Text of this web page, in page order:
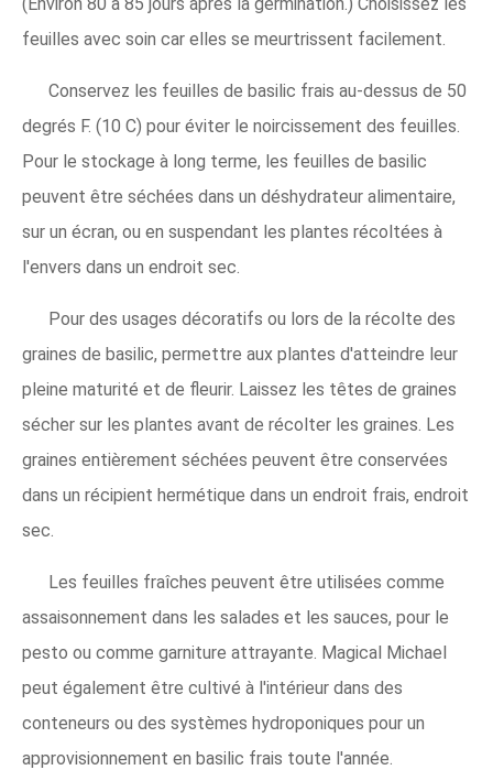
feuilles avec soin car elles se meurtrissent facilement.
Conservez les feuilles de basilic frais au-dessus de 50
degrés F. (10 C) pour éviter le noircissement des feuilles.
Pour le stockage à long terme, les feuilles de basilic
peuvent être séchées dans un déshydrateur alimentaire,
sur un écran, ou en suspendant les plantes récoltées à
l'envers dans un endroit sec.
Pour des usages décoratifs ou lors de la récolte des
graines de basilic, permettre aux plantes d'atteindre leur
pleine maturité et de fleurir. Laissez les têtes de graines
sécher sur les plantes avant de récolter les graines. Les
graines entièrement séchées peuvent être conservées
dans un récipient hermétique dans un endroit frais, endroit
sec.
Les feuilles fraîches peuvent être utilisées comme
assaisonnement dans les salades et les sauces, pour le
pesto ou comme garniture attrayante. Magical Michael
peut également être cultivé à l'intérieur dans des
conteneurs ou des systèmes hydroponiques pour un
approvisionnement en basilic frais toute l'année.